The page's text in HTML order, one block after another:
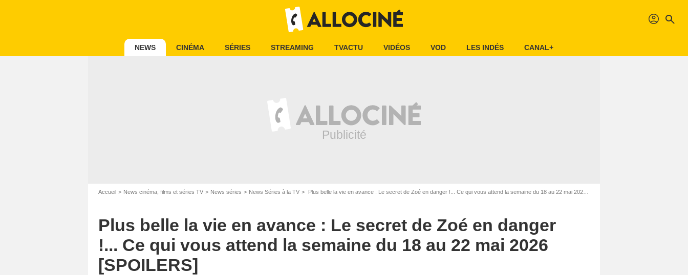
profil search
NEWS CINÉMA SÉRIES STREAMING TVACTU VIDÉOS VOD LES INDÉS CANAL+
Accueil News cinéma, films et séries TV News séries News Séries à la TV Plus belle la vie en avance : Le secret de Zoé en danger !... Ce qui vous attend la semaine du 18 au 22 mai 2026 [SPOILERS]
Plus belle la vie en avance : Le secret de Zoé en danger
!... Ce qui vous attend la semaine du 18 au 22 mai 2026
[SPOILERS]